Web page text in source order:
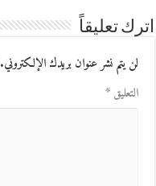
اترك تعليقاً
لن يتم نشر عنوان بريدك الإلكتروني.
التعليق*